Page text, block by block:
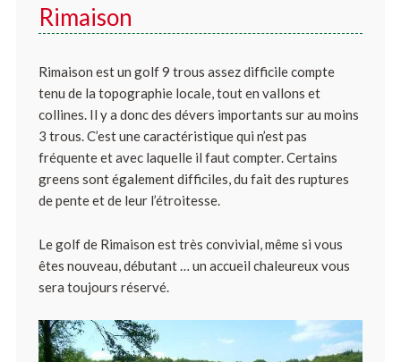
Rimaison
Rimaison est un golf 9 trous assez difficile compte
tenu de la topographie locale, tout en vallons et
collines. Il y a donc des dévers importants sur au moins
3 trous. C’est une caractéristique qui n’est pas
fréquente et avec laquelle il faut compter. Certains
greens sont également difficiles, du fait des ruptures
de pente et de leur l’étroitesse.
Le golf de Rimaison est très convivial, même si vous
êtes nouveau, débutant … un accueil chaleureux vous
sera toujours réservé.